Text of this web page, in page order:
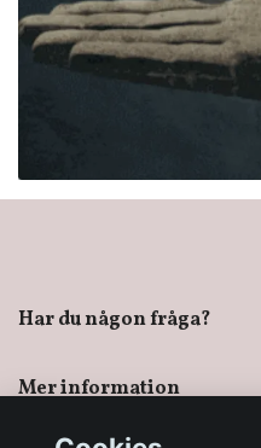
Har du någon fråga?
Mer information